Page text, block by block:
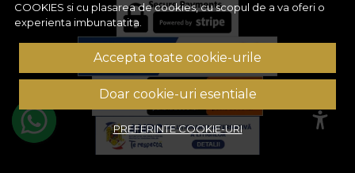
COOKIES si cu plasarea de cookies, cu scopul de a va oferi o
experienta imbunatatita.
Accepta toate cookie-urile
Doar cookie-uri esentiale
PREFERINTE COOKIE-URI